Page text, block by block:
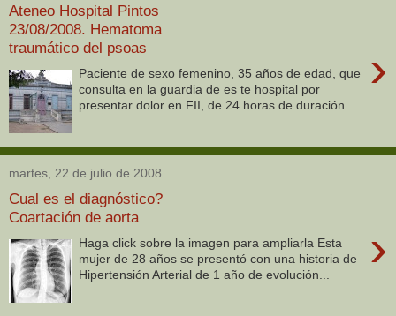
Ateneo Hospital Pintos
23/08/2008. Hematoma
traumático del psoas
›
Paciente de sexo femenino, 35 años de edad, que
consulta en la guardia de es te hospital por
presentar dolor en FII, de 24 horas de duración...
martes, 22 de julio de 2008
Cual es el diagnóstico?
Coartación de aorta
›
Haga click sobre la imagen para ampliarla Esta
mujer de 28 años se presentó con una historia de
Hipertensión Arterial de 1 año de evolución...